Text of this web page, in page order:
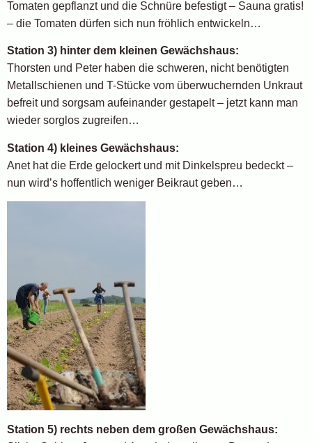
Tomaten gepflanzt und die Schnüre befestigt – Sauna gratis!
– die Tomaten dürfen sich nun fröhlich entwickeln…
Station 3) hinter dem kleinen Gewächshaus:
Thorsten und Peter haben die schweren, nicht benötigten
Metallschienen und T-Stücke vom überwuchernden Unkraut
befreit und sorgsam aufeinander gestapelt – jetzt kann man
wieder sorglos zugreifen…
Station 4) kleines Gewächshaus:
Anet hat die Erde gelockert und mit Dinkelspreu bedeckt –
nun wird’s hoffentlich weniger Beikraut geben…
Station 5) rechts neben dem großen Gewächshaus: